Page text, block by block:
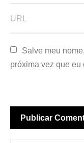
Salve meu
próxima vez que eu